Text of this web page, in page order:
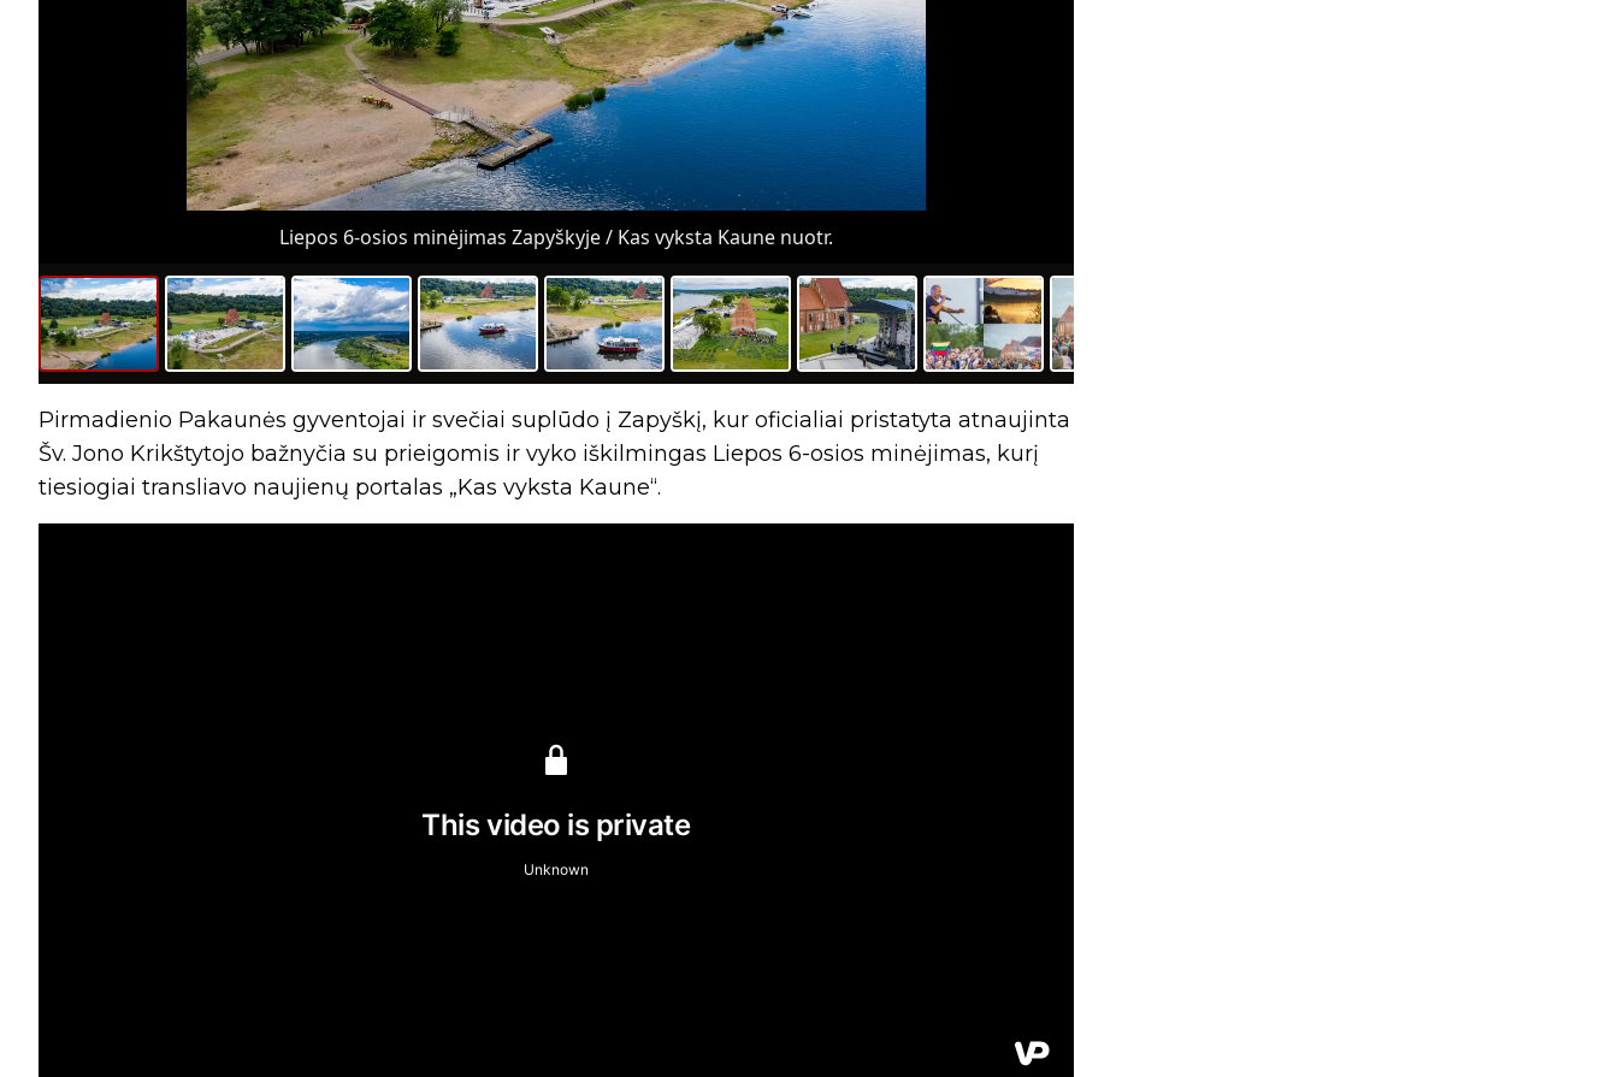
Liepos 6-osios minėjimas Zapyškyje / Kas vyksta Kaune nuotr.
Pirmadienio Pakaunės gyventojai ir svečiai suplūdo į Zapyškį, kur oficialiai pristatyta atnaujinta
Šv. Jono Krikštytojo bažnyčia su prieigomis ir vyko iškilmingas Liepos 6-osios minėjimas, kurį
tiesiogiai transliavo naujienų portalas „Kas vyksta Kaune“.